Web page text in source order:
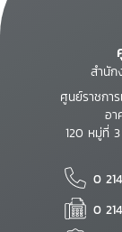
สำนัก
ศูนย์ราชกา
อา
120 หมู่ที่
0
0